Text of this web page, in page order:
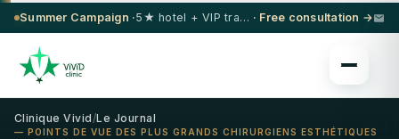
Summer Campaign · 5★ hotel + VIP transfer on select procedures · Free consultation →
Clinique Vivid/Le Journal
— POINTS DE VUE DES PLUS GRANDS CHIRURGIENS ESTHÉTIQUES